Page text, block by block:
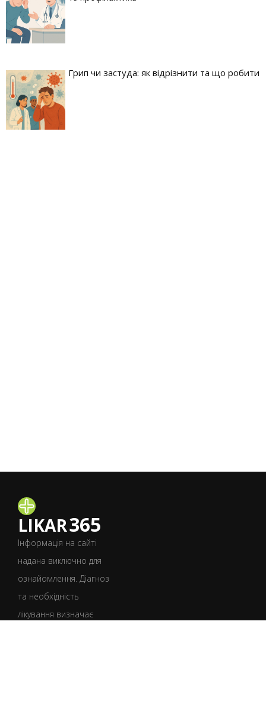
Грип чи застуда: як відрізнити та що робити
LIKAR365
Інформація на сайті
надана виключно для
ознайомлення. Діагноз
та необхідність
лікування визначає